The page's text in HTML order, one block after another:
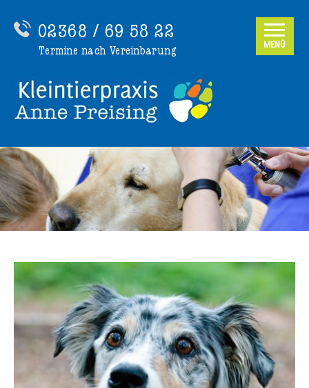
02368 / 69 58 22
Termine nach Vereinbarung
MENÜ